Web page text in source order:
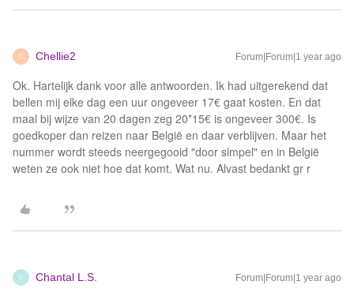
C Chellie2 Forum|Forum|1 year ago
Ok. Hartelijk dank voor alle antwoorden. Ik had uitgerekend dat
bellen mij elke dag een uur ongeveer 17€ gaat kosten. En dat
maal bij wijze van 20 dagen zeg 20*15€ is ongeveer 300€. Is
goedkoper dan reizen naar België en daar verblijven. Maar het
nummer wordt steeds neergegooid "door simpel" en in België
weten ze ook niet hoe dat komt. Wat nu. Alvast bedankt gr r
C Chantal L.S. Forum|Forum|1 year ago